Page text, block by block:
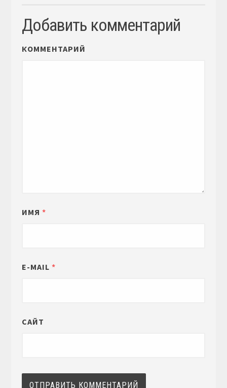
Добавить комментарий
КОММЕНТАРИЙ
ИМЯ *
E-MAIL *
САЙТ